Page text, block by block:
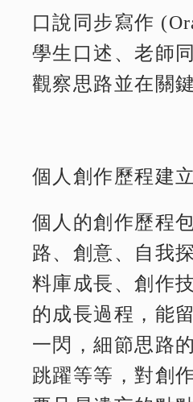
口說同步寫作
學生口述、老師
觀察思路並在關
個人創作歷程建立
個人的創作歷程
路、創意、自我
料庫成長、創作
的成長過程，能
一閃，細節思路
跳躍等等，對創